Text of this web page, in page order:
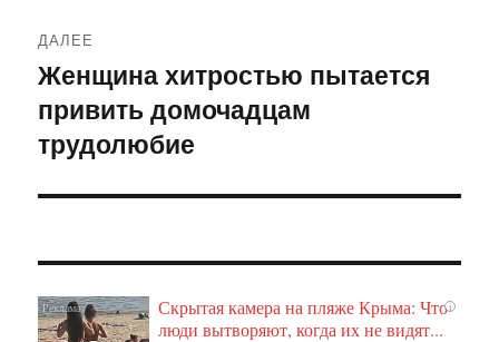
ДАЛЕЕ
Следующая
запись:
Женщина хитростью пытается
привить домочадцам
трудолюбие
i
Скрытая камера на пляже Крыма: Что
люди вытворяют, когда их не видят...